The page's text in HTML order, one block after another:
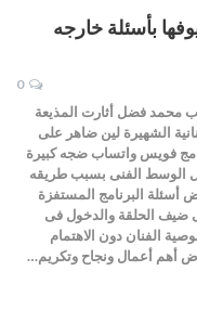
بأسئلة خارجه
0
محمد فضل أثارت المذيعة
الشهيرة لين ضاهر على
فويس واتساب ضجه كبيرة
الوسط الفنى بسبب طريقه
أسئلة البرنامج المستفزة
ضيف الحلقة والدخول فى
الفنان دون الاهتمام
أهم أعمال ونجاح وتكريم…